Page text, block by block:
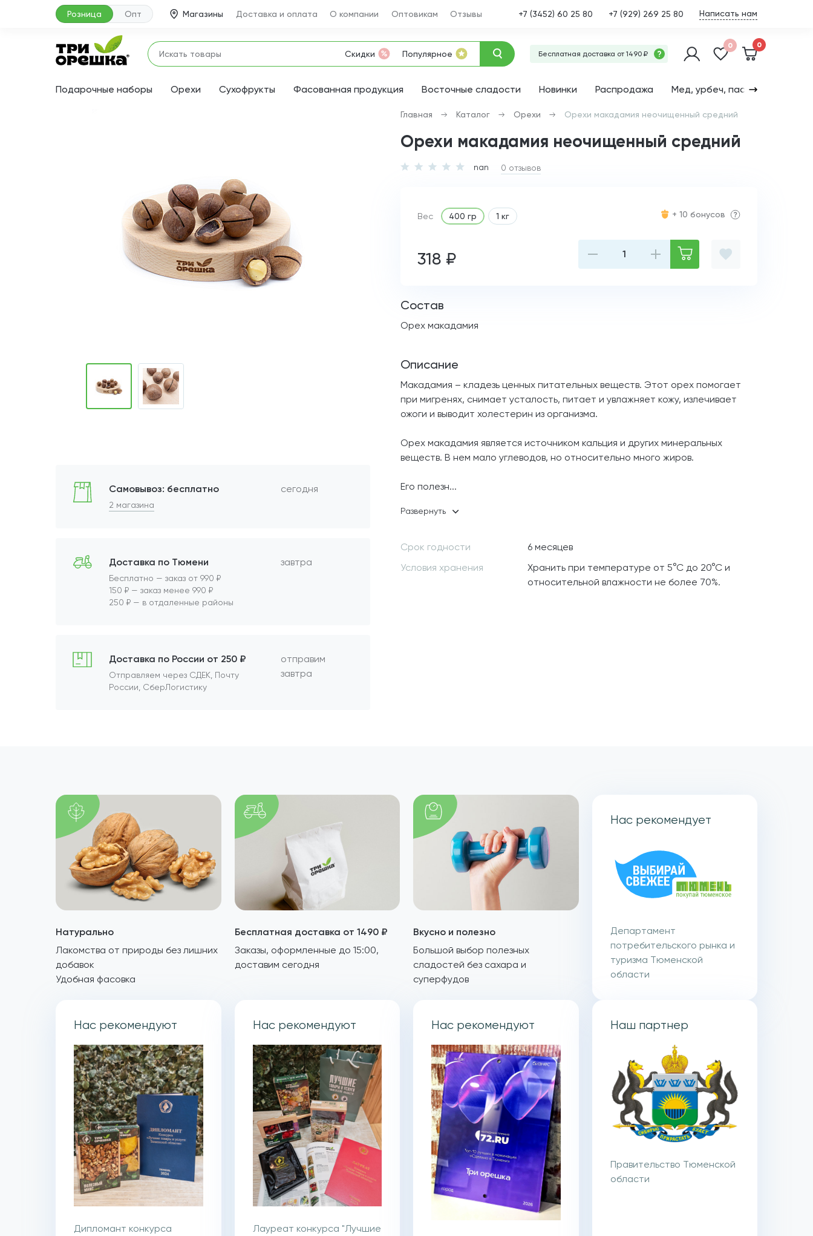
Розница Опт Магазины Доставка и оплата О компании Оптовикам Отзывы +7 (3452) 60 25 80 +7 (929) 269 25 80 Написать нам
Скидки Популярное Бесплатная доставка от 1490 ₽ ?
0 0
Подарочные наборы Орехи Сухофрукты Фасованная продукция Восточные сладости Новинки Распродажа Мед, урбеч, пасты
Главная Каталог Орехи Орехи макадамия неочищенный средний
Орехи макадамия неочищенный средний
nan 0 отзывов
Вес 400 гр 1 кг + 10 бонусов
318 ₽
Самовывоз: бесплатно
2 магазина
сегодня
Доставка по Тюмени
Бесплатно — заказ от 990 ₽
150 ₽ — заказ менее 990 ₽
250 ₽ — в отдаленные районы
завтра
Доставка по России от 250 ₽
Отправляем через СДЕК, Почту
России, СберЛогистику
отправим
завтра
Состав
Орех макадамия
Описание
Макадамия – кладезь ценных питательных веществ. Этот орех помогает
при мигренях, снимает усталость, питает и увлажняет кожу, излечивает
ожоги и выводит холестерин из организма.
Орех макадамия является источником кальция и других минеральных
веществ. В нем мало углеводов, но относительно много жиров.
Его полезн...
Срок годности
6 месяцев
Условия хранения
Хранить при температуре от 5°С до 20°С и
относительной влажности не более 70%.
Натурально
Лакомства от природы без лишних
добавок
Удобная фасовка
Бесплатная доставка от 1490 ₽
Заказы, оформленные до 15:00,
доставим сегодня
Вкусно и полезно
Большой выбор полезных
сладостей без сахара и
суперфудов
Нас рекомендует
Департамент
потребительского рынка и
туризма Тюменской
области
Нас рекомендуют
Дипломант конкурса
Нас рекомендуют
Лауреат конкурса "Лучшие
Нас рекомендуют Наш партнер
Правительство Тюменской
области